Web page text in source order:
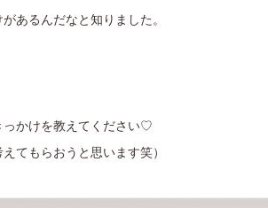
あるんだなと知りました。
っかけを教えてください♡
てもらおうと思います笑）